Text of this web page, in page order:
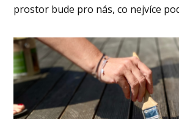
prostor bude pro nás, co nejvíce